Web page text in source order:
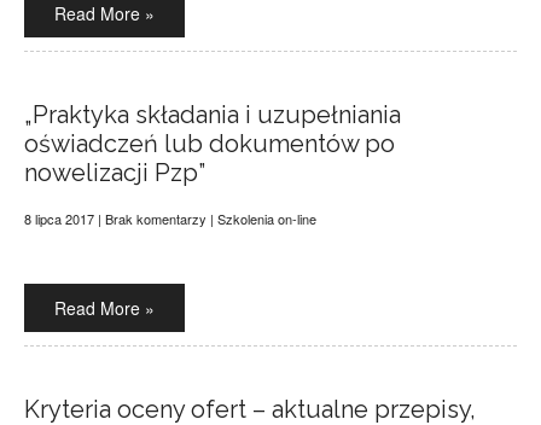
Read More »
„Praktyka składania i uzupełniania
oświadczeń lub dokumentów po
nowelizacji Pzp”
8 lipca 2017 | Brak komentarzy | Szkolenia on-line
Read More »
Kryteria oceny ofert – aktualne przepisy,